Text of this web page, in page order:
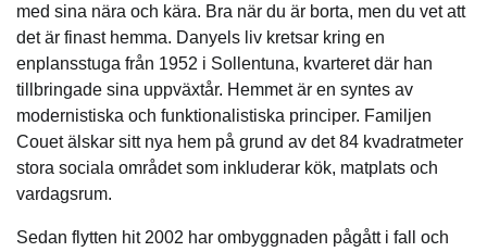
med sina nära och kära. Bra när du är borta, men du vet att
det är finast hemma. Danyels liv kretsar kring en
enplansstuga från 1952 i Sollentuna, kvarteret där han
tillbringade sina uppväxtår. Hemmet är en syntes av
modernistiska och funktionalistiska principer. Familjen
Couet älskar sitt nya hem på grund av det 84 kvadratmeter
stora sociala området som inkluderar kök, matplats och
vardagsrum.
Sedan flytten hit 2002 har ombyggnaden pågått i fall och